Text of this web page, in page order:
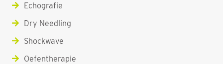
Echografie
Dry Needling
Shockwave
Oefentherapie